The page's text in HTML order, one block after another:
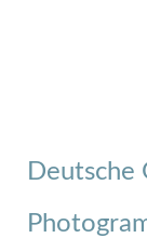
Deutsche